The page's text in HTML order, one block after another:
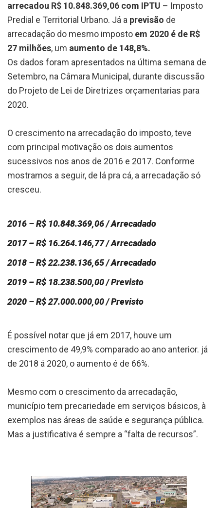
arrecadou R$ 10.848.369,06 com IPTU – Imposto
Predial e Territorial Urbano. Já a previsão de
arrecadação do mesmo imposto em 2020 é de R$
27 milhões, um aumento de 148,8%.
Os dados foram apresentados na última semana de
Setembro, na Câmara Municipal, durante discussão
do Projeto de Lei de Diretrizes orçamentarias para
2020.
O crescimento na arrecadação do imposto, teve
com principal motivação os dois aumentos
sucessivos nos anos de 2016 e 2017. Conforme
mostramos a seguir, de lá pra cá, a arrecadação só
cresceu.
2016 – R$ 10.848.369,06 / Arrecadado
2017 – R$ 16.264.146,77 / Arrecadado
2018 – R$ 22.238.136,65 / Arrecadado
2019 – R$ 18.238.500,00 / Previsto
2020 – R$ 27.000.000,00 / Previsto
É possível notar que já em 2017, houve um
crescimento de 49,9% comparado ao ano anterior. já
de 2018 á 2020, o aumento é de 66%.
Mesmo com o crescimento da arrecadação,
município tem precariedade em serviços básicos, à
exemplos nas áreas de saúde e segurança pública.
Mas a justificativa é sempre a “falta de recursos”.